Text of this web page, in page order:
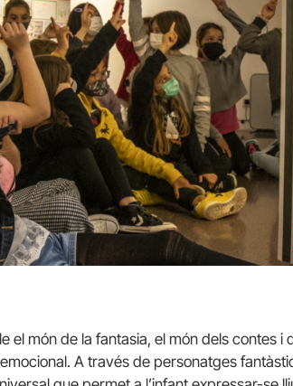
el món de la fantasia, el món dels contes
A través de personatges